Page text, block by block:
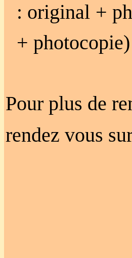
: original +
+ photocopie)
Pour plus de
rendez vous